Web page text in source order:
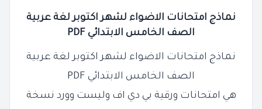
نماذج امتحانات الاضواء لشهر اكتوبر لغة عربية
الصف الخامس الابتدائي PDF
نماذج امتحانات الاضواء لشهر اكتوبر لغة عربية
الصف الخامس الابتدائي PDF
هي امتحانات ورقية بي دي اف وليست وورد نسخة